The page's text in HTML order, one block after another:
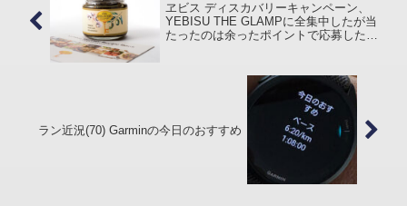
ヱビス ディスカバリーキャンペーン、
YEBISU THE GLAMPに全集中したが当
たったのは余ったポイントで応募した
ラン近況(70) Garminの今日のおすすめ